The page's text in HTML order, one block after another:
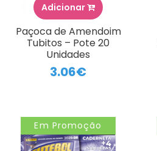
Adicionar
Paçoca de Amendoim
Tubitos – Pote 20
Unidades
3.06€
Em Promoção